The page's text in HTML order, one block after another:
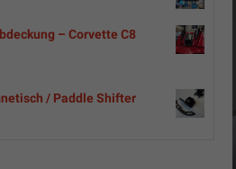
– Corvette C8
/ Paddle Shifter